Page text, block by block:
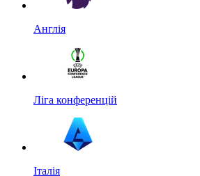
Англія
Ліга конференцій
Італія